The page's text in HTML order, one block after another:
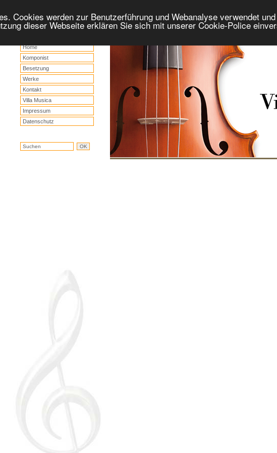
Cookies werden zur Benutzerführung und Webanalyse verwendet
dieser Webseite erklären Sie sich mit unserer Cookie-Police
Home
Komponist
Besetzung
Werke
Kontakt
Villa Musica
Impressum
Datenschutz